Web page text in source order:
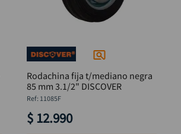
Rodachina fija t/mediano negra
85 mm 3.1/2" DISCOVER
: 11085F
$ 12.990